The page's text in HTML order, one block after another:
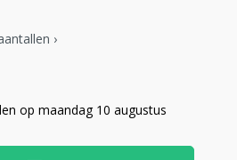
›
op maandag 10 augustus